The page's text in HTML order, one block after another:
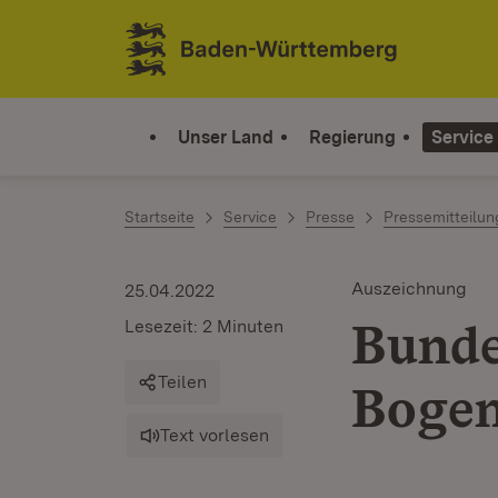
Zum Inhalt springen
Link zur Startseite
Unser Land Regierung Service
Startseite Service Presse
Auszeichnung
25.04.2022
Lesezeit: 2 Minuten
Teilen
Text vorlesen